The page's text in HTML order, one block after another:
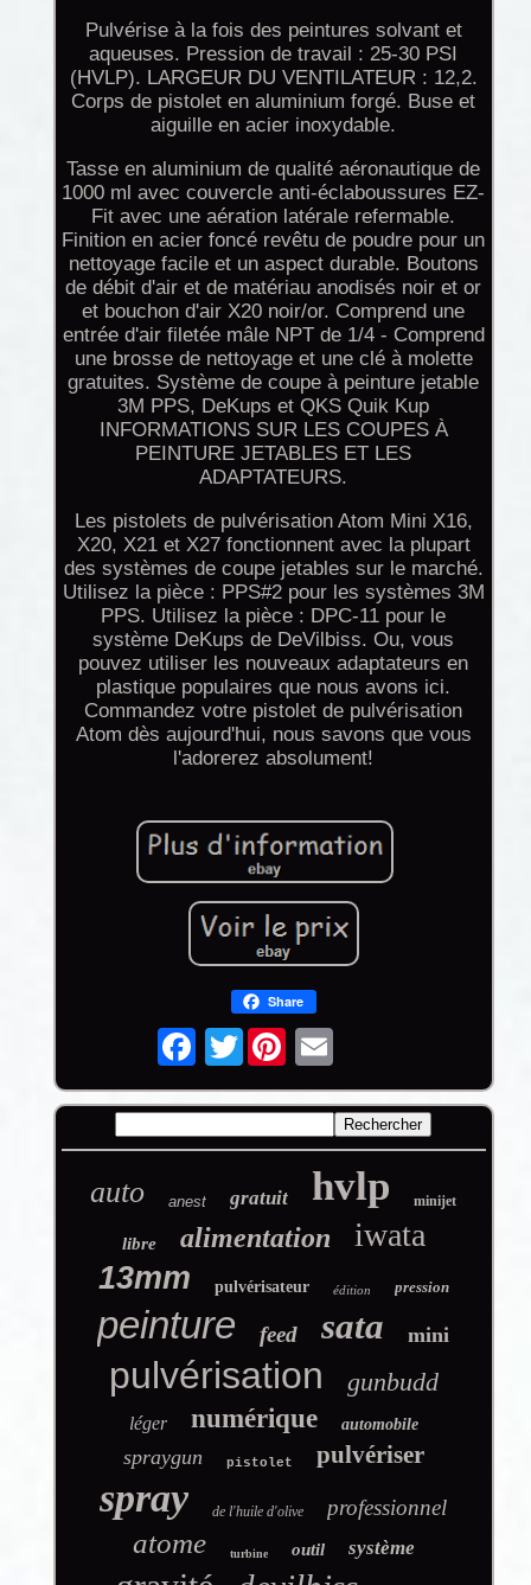
Pulvérise à la fois des peintures solvant et
aqueuses. Pression de travail : 25-30 PSI
(HVLP). LARGEUR DU VENTILATEUR : 12,2.
Corps de pistolet en aluminium forgé. Buse et
aiguille en acier inoxydable.
Tasse en aluminium de qualité aéronautique de
1000 ml avec couvercle anti-éclaboussures EZ-
Fit avec une aération latérale refermable.
Finition en acier foncé revêtu de poudre pour un
nettoyage facile et un aspect durable. Boutons
de débit d'air et de matériau anodisés noir et or
et bouchon d'air X20 noir/or. Comprend une
entrée d'air filetée mâle NPT de 1/4 - Comprend
une brosse de nettoyage et une clé à molette
gratuites. Système de coupe à peinture jetable
3M PPS, DeKups et QKS Quik Kup
INFORMATIONS SUR LES COUPES À
PEINTURE JETABLES ET LES
ADAPTATEURS.
Les pistolets de pulvérisation Atom Mini X16,
X20, X21 et X27 fonctionnent avec la plupart
des systèmes de coupe jetables sur le marché.
Utilisez la pièce : PPS#2 pour les systèmes 3M
PPS. Utilisez la pièce : DPC-11 pour le
système DeKups de DeVilbiss. Ou, vous
pouvez utiliser les nouveaux adaptateurs en
plastique populaires que nous avons ici.
Commandez votre pistolet de pulvérisation
Atom dès aujourd'hui, nous savons que vous
l'adorerez absolument!
Share
Twitter
auto anest gratuit hvlp minijet
libre alimentation iwata
13mm pulvérisateur édition pression
peinture feed sata mini
pulvérisation gunbudd
léger numérique automobile
spraygun pistolet pulvériser
spray de l'huile d'olive professionnel
atome turbine outil système